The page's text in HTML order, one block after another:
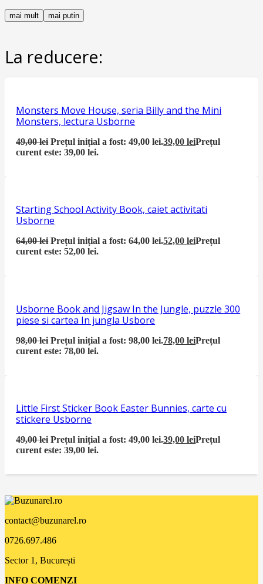
mai mult mai putin
La reducere:
Monsters Move House, seria Billy and the Mini
Monsters, lectura Usborne
49,00lei Prețul inițial a fost: 49,00 lei.39,00leiPrețul
curent este: 39,00 lei.
Starting School Activity Book, caiet activitati
Usborne
64,00lei Prețul inițial a fost: 64,00 lei.52,00leiPrețul
curent este: 52,00 lei.
Usborne Book and Jigsaw In the Jungle, puzzle 300
piese si cartea In jungla Usbore
98,00lei Prețul inițial a fost: 98,00 lei.78,00leiPrețul
curent este: 78,00 lei.
Little First Sticker Book Easter Bunnies, carte cu
stickere Usborne
49,00lei Prețul inițial a fost: 49,00 lei.39,00leiPrețul
curent este: 39,00 lei.
contact@buzunarel.ro
0726.697.486
Sector 1, București
INFO COMENZI